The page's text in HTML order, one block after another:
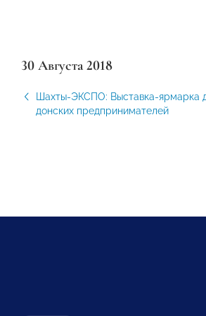
30 Августа 2018
Шахты-ЭКСПО: Выставка-ярмарка
донских предпринимателей